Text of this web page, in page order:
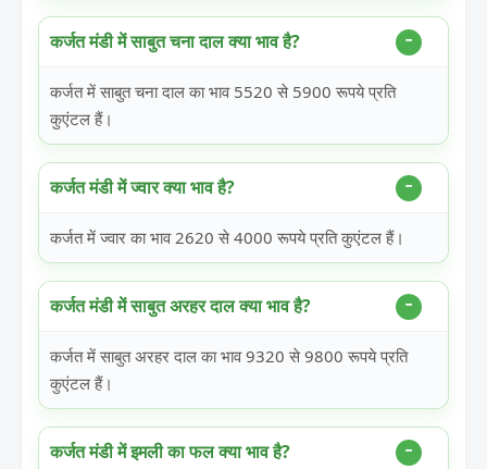
कर्जत मंडी में साबुत चना दाल क्या भाव है?
कर्जत में साबुत चना दाल का भाव 5520 से 5900 रूपये प्रति
कुएंटल हैं।
कर्जत मंडी में ज्वार क्या भाव है?
कर्जत में ज्वार का भाव 2620 से 4000 रूपये प्रति कुएंटल हैं।
कर्जत मंडी में साबुत अरहर दाल क्या भाव है?
कर्जत में साबुत अरहर दाल का भाव 9320 से 9800 रूपये प्रति
कुएंटल हैं।
कर्जत मंडी में इमली का फल क्या भाव है?